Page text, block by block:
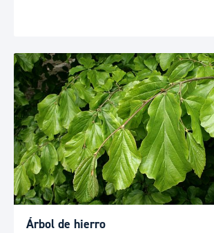
Árbol de hierro